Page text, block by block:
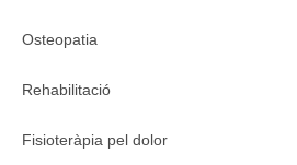
Osteopatia
Rehabilitació
Fisioteràpia pel dolor